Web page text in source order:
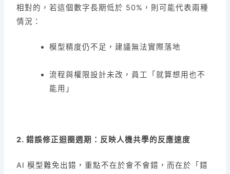
相對的，若這個數字長期低於 50%，則可能代表兩種
情況：
模型精度仍不足，建議無法實際落地
流程與權限設計未改，員工「就算想用也不
能用」
2.錯誤修正迴圈週期：反映人機共學的反應速度
AI 模型難免出錯，重點不在於會不會錯，而在於「錯